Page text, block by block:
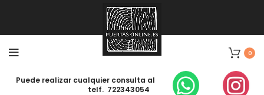
0
Puede realizar cualquier consulta al
telf. 722343054